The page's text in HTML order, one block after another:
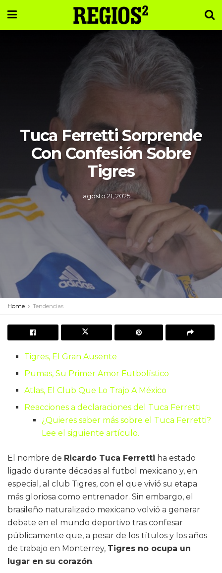
Tuca Ferretti Sorprende
Con Confesión Sobre
Tigres
agosto 21, 2025
Home Tendencias
Tigres, El Gran Ausente
Pumas, Su Primer Amor Futbolístico
Atlas, El Club Que Lo Trajo A México
Reacciones a declaraciones del Tuca Ferretti
¿Quieres saber más sobre el Tuca Ferretti?
Lee el siguiente artículo.
El nombre de Ricardo Tuca Ferretti ha estado
ligado durante décadas al futbol mexicano y, en
especial, al club Tigres, con el que vivió su etapa
más gloriosa como entrenador. Sin embargo, el
brasileño naturalizado mexicano volvió a generar
debate en el mundo deportivo tras confesar
públicamente que, a pesar de los títulos y los años
de trabajo en Monterrey, Tigres no ocupa un
lugar en su corazón.